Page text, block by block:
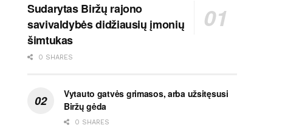
Sudarytas Biržų rajono
savivaldybės didžiausių įmonių
šimtukas
0 SHARES
Vytauto gatvės grimasos, arba užsitęsusi
Biržų gėda
0 SHARES